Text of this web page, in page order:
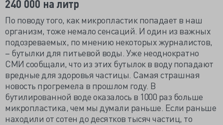
240 000 на литр
По поводу того, как микропластик попадает в наш
организм, тоже немало сенсаций. И один из важных
подозреваемых, по мнению некоторых журналистов,
– бутылки для питьевой воды. Уже неоднократно
СМИ сообщали, что из этих бутылок в воду попадают
вредные для здоровья частицы. Самая страшная
новость прогремела в прошлом году. В
бутилированной воде оказалось в 1000 раз больше
микропластика, чем мы думали раньше. Если раньше
находили от сотен до десятков тысяч частиц, то